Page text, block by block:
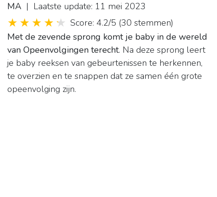
MA | Laatste update: 11 mei 2023
Score: 4.2/5 (30 stemmen)
Met de zevende sprong komt je baby in de wereld
van Opeenvolgingen terecht. Na deze sprong leert
je baby reeksen van gebeurtenissen te herkennen,
te overzien en te snappen dat ze samen één grote
opeenvolging zijn.